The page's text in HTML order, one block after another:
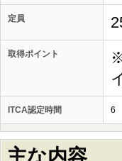
定員
取得ポイント
ITCA認定時間 6
主な内容